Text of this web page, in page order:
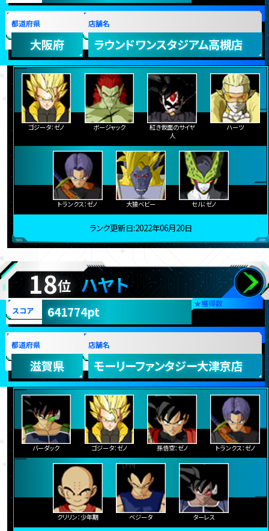
都道府県
大阪府
店舗名
ラウンドワンスタジアム高槻店
ゴジータ：ゼノ ボージャック
紅き仮面のサイヤ
人
ハーツ
トランクス：ゼノ 大猿ベビー セル：ゼノ
ランク更新日:2022年06月20日
18位 ハヤト
★獲得数
スコア 641774pt
都道府県
滋賀県
店舗名
モーリーファンタジー大津京店
バーダック ゴジータ：ゼノ 孫悟空：ゼノ トランクス：ゼノ
クリリン：少年期 ベジータ ターレス